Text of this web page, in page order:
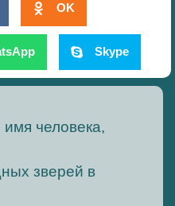
OK
Skype
человека,
зверей в